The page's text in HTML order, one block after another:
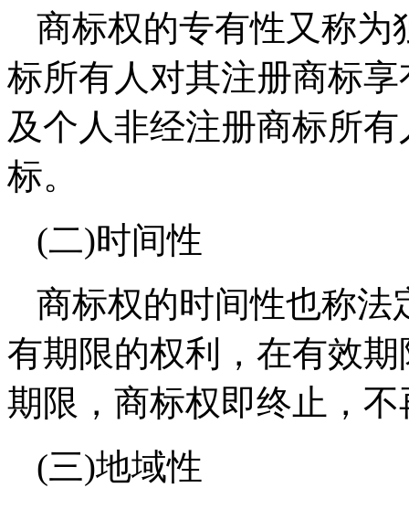
商标权的专有性又称为
标所有人对其注册商标
及个人非经注册商标所
标。
(二)时间性
商标权的时间性也称法
有期限的权利，在有效
期限，商标权即终止，
(三)地域性